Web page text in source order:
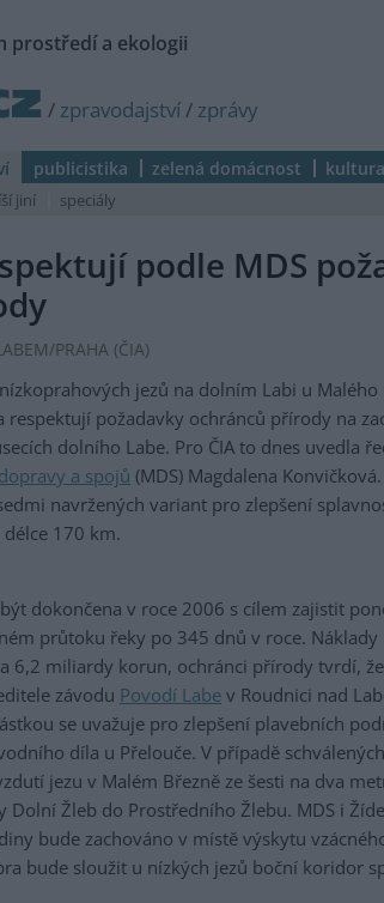
prostředí a ekologii
/ zpravodajství/ zprávy
publicistika zelená domácnost kultura
jiní speciály
podle MDS
PRAHA (ČIA)
jezů na dolním Labi u Malého
respektují požadavky ochránců přírody na
dolního Labe. Pro ČIA to dnes uvedla
a spojů (MDS) Magdalena
navržených variant pro zlepšení
170 km.
dokončena v roce 2006 s cílem zajistit
průtoku řeky po 345 dnů v roce. Náklady
6,2 miliardy korun, ochránci přírody tvrdí,
závodu Povodí Labe v Roudnici nad
se uvažuje pro zlepšení plavebních
díla u Přelouče. V případě
jezu v Malém Březně ze šesti na dva
Dolní Žleb do Prostředního Žlebu. MDS i
bude zachováno v místě výskytu
bude sloužit u nízkých jezů boční koridor